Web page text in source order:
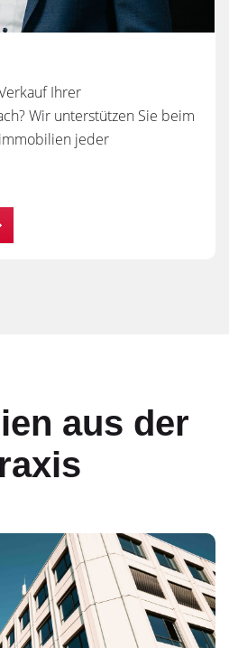
Ihrer
Wir unterstützen Sie beim
jeder
aus der